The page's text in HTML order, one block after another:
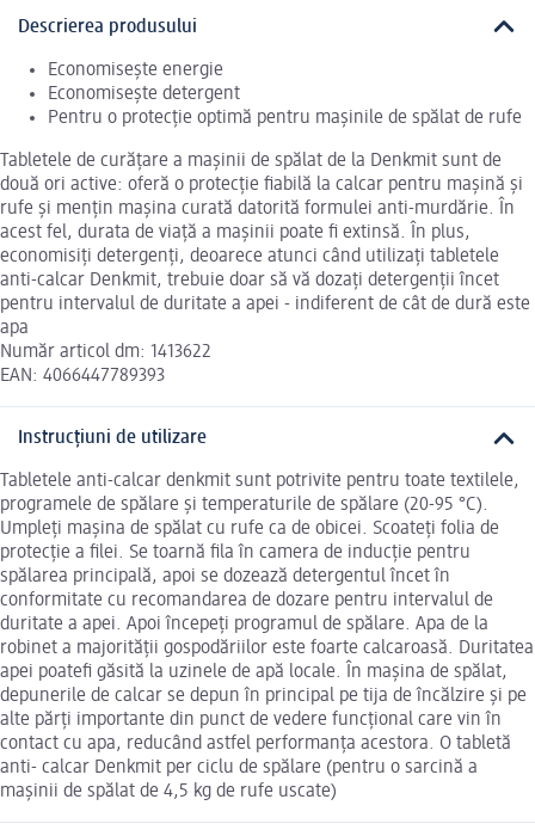
Descrierea produsului
Economisește energie
Economisește detergent
Pentru o protecție optimă pentru mașinile de spălat de rufe
Tabletele de curățare a mașinii de spălat de la Denkmit sunt de
două ori active: oferă o protecție fiabilă la calcar pentru mașină și
rufe și mențin mașina curată datorită formulei anti-murdărie. În
acest fel, durata de viață a mașinii poate fi extinsă. În plus,
economisiți detergenți, deoarece atunci când utilizați tabletele
anti-calcar Denkmit, trebuie doar să vă dozați detergenții încet
pentru intervalul de duritate a apei - indiferent de cât de dură este
apa
Număr articol dm: 1413622
EAN: 4066447789393
Instrucțiuni de utilizare
Tabletele anti-calcar denkmit sunt potrivite pentru toate textilele,
programele de spălare și temperaturile de spălare (20-95 °C).
Umpleți mașina de spălat cu rufe ca de obicei. Scoateți folia de
protecție a filei. Se toarnă fila în camera de inducție pentru
spălarea principală, apoi se dozează detergentul încet în
conformitate cu recomandarea de dozare pentru intervalul de
duritate a apei. Apoi începeți programul de spălare. Apa de la
robinet a majorității gospodăriilor este foarte calcaroasă. Duritatea
apei poatefi găsită la uzinele de apă locale. În mașina de spălat,
depunerile de calcar se depun în principal pe tija de încălzire și pe
alte părți importante din punct de vedere funcțional care vin în
contact cu apa, reducând astfel performanța acestora. O tabletă
anti- calcar Denkmit per ciclu de spălare (pentru o sarcină a
mașinii de spălat de 4,5 kg de rufe uscate)